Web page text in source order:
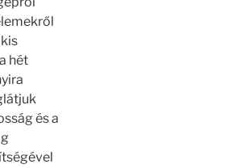
hét
és a